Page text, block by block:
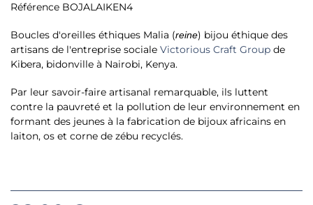
Référence BOJALAIKEN4
Boucles d'oreilles éthiques Malia (reine) bijou éthique des
artisans de l'entreprise sociale Victorious Craft Group de
Kibera, bidonville à Nairobi, Kenya.
Par leur savoir-faire artisanal remarquable, ils luttent
contre la pauvreté et la pollution de leur environnement en
formant des jeunes à la fabrication de bijoux africains en
laiton, os et corne de zébu recyclés.